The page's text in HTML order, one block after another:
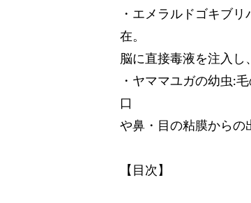
・エメラルドゴキブ
在。
脳に直接毒液を注入し
・ヤママユガの幼虫:
口
や鼻・目の粘膜からの
【目次】